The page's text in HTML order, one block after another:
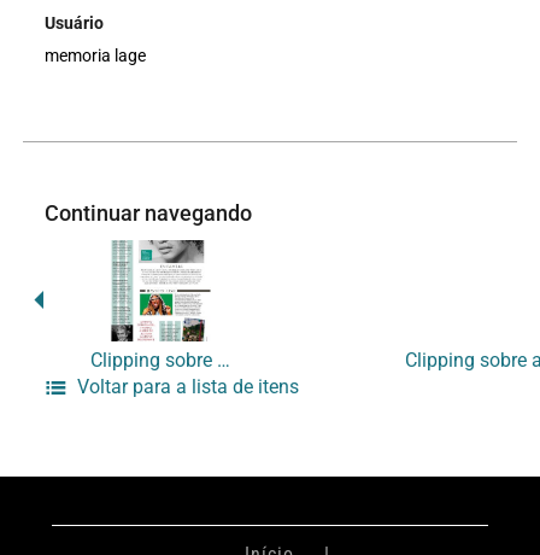
Usuário
memoria lage
Continuar navegando
Clipping sobre a Local
Voltar para a lista de itens